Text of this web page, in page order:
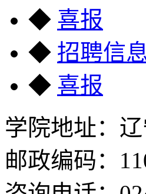
◆ 喜报
◆ 招聘信
◆ 喜报
学院地址：
邮政编码：